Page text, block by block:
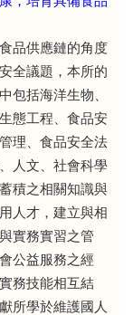
品供應鏈的角度
全議題，本所的
包括海洋生物、
態工程、食品安
理、食品安全法
人文、社會科學
積之相關知識與
人才，建立與相
實務實習之管
公益服務之經
務技能相互結
所學於維護國人